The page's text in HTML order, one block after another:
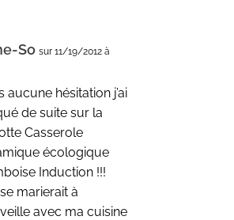
So sur 11/19/2012 à
aucune hésitation j’ai
de suite sur la
Casserole
écologique
Induction !!!
marierait à
avec ma cuisine